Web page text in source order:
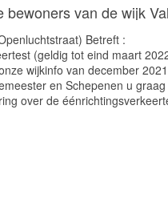
bewoners van de wijk
Betreft :
(geldig tot eind maart
wijkinfo van december
en Schepenen u
over de